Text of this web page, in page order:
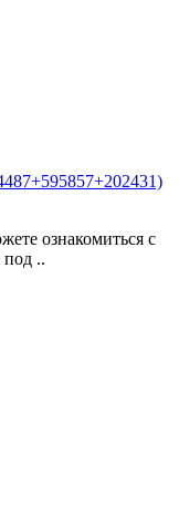
ознакомиться с
..